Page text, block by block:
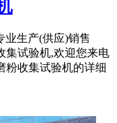
业生产(供应)销售
集试验机,欢迎您来电
粉收集试验机的详细